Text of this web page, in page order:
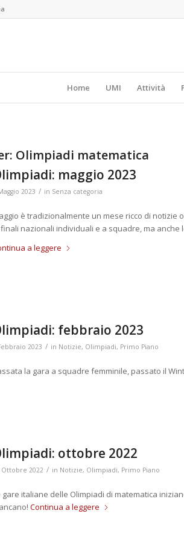
Home UMI Attività
Olimpiadi matematica
maggio 2023
2023 / in Senza categoria
è tradizionalmente un mese ricco di notizie
nazionali individuali e a squadre, ma anche
a leggere
febbraio 2023
2023 / in Notizie, Olimpiadi, Primo Piano
la gara a squadre femminile, passato il
ottobre 2022
Ottobre 2022 / in Notizie, Olimpiadi, Primo Piano
gare italiane delle Olimpiadi di matematica
Continua a leggere